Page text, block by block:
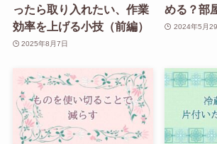
ったら取り入れたい、作業
効率を上げる小技（前編）
2025年8月7日
める？部
2024年5月